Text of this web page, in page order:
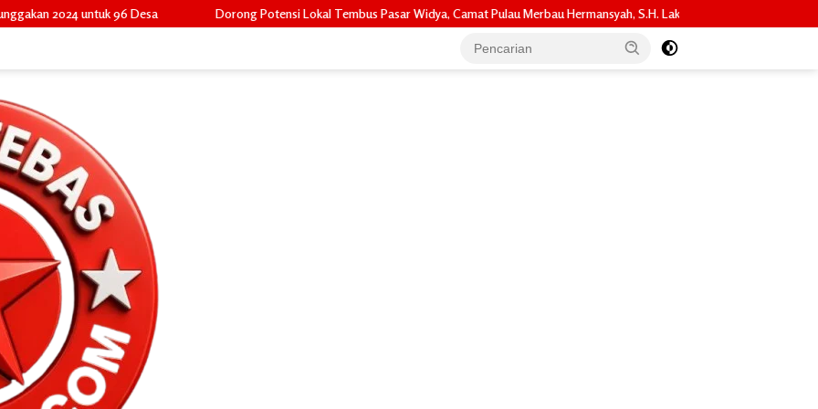
Dorong Potensi Lokal Tembus Pasar Widya, Camat Pulau Merbau Hermansyah, S.H. Lakukan Koordinasi Strategis Bersama Kadisperindag